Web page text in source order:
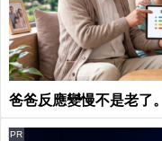
爸爸反應變慢不是老了
PR